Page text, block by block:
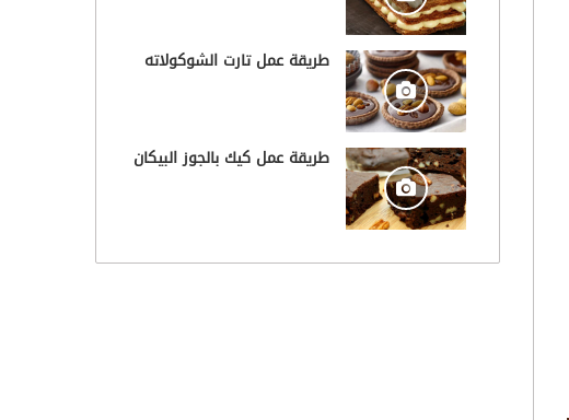
طريقة عمل تارت الشوكولاته
طريقة عمل كيك بالجوز البيكان